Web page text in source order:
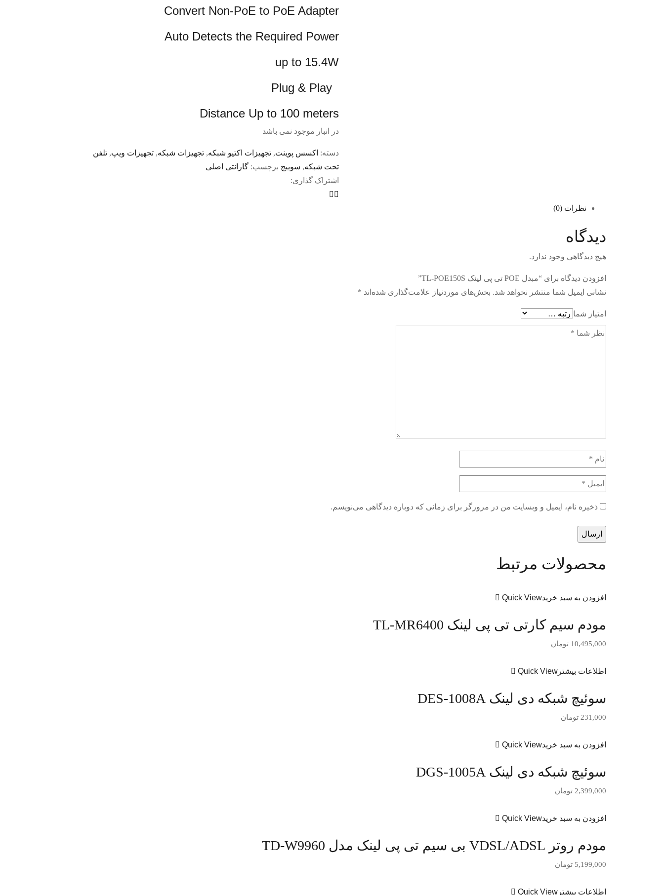
Convert Non-PoE to PoE Adapter
Auto Detects the Required Power
up to 15.4W
Plug & Play
Distance Up to 100 meters
در انبار موجود نمی باشد
دسته: اکسس پوینت,تجهیزات اکتیو شبکه,تجهیزات شبکه,تجهیزات ویپ,تلفن
تحت شبکه, سوییچ برچسب:گارانتی اصلی
اشتراک گذاری:
نظرات (0)
دیدگاه
هیچ دیدگاهی وجود ندارد.
افزودن دیدگاه برای “مبدل POE تی پی لینک TL-POE150S”
نشانی ایمیل شما منتشر نخواهد شد. بخش‌های موردنیاز علامت‌گذاری شده‌اند *
امتیاز شما
ذخیره نام، ایمیل و وبسایت من در مرورگر برای زمانی که دوباره دیدگاهی می‌نویسم.
محصولات مرتبط
افزودن به سبد خریدQuick View
مودم سیم کارتی تی پی لینک TL-MR6400
10,495,000 تومان
اطلاعات بیشتر Quick View
سوئیچ شبکه دی لینک DES-1008A
231,000 تومان
افزودن به سبد خریدQuick View
سوئیچ شبکه دی لینک DGS-1005A
2,399,000 تومان
افزودن به سبد خریدQuick View
مودم روتر VDSL/ADSL بی سیم تی پی لینک مدل TD-W9960
5,199,000 تومان
اطلاعات بیشتر Quick View